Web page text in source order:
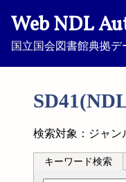
Web NDL
国立国会図書館典拠
検索対象：ジャン
キーワード検索